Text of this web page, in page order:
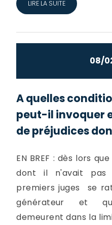
LIRE LA SUITE
08/
A quelles
peut-il invoquer
de préjudices
EN BREF : dès lors
dont il n'avait
premiers juges se
générateur et
demeurent dans la